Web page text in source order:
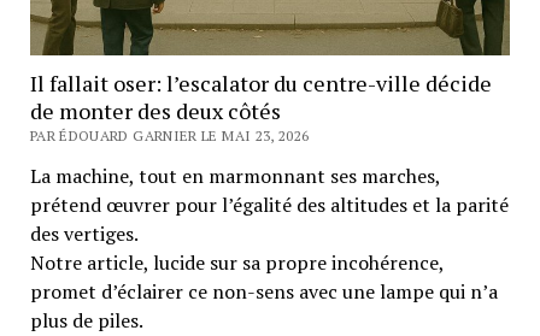
Il fallait oser: l’escalator du centre-ville décide
de monter des deux côtés
PAR ÉDOUARD GARNIER LE MAI 23, 2026
La machine, tout en marmonnant ses marches,
prétend œuvrer pour l’égalité des altitudes et la parité
des vertiges.
Notre article, lucide sur sa propre incohérence,
promet d’éclairer ce non-sens avec une lampe qui n’a
plus de piles.